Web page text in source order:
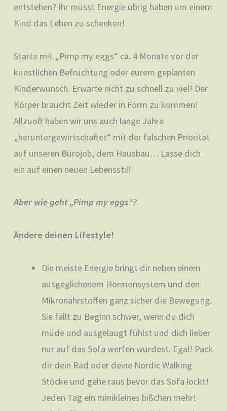
entstehen? Ihr müsst Energie übrig haben um einem
Kind das Leben zu schenken!
Starte mit „Pimp my eggs“ ca. 4 Monate vor der
künstlichen Befruchtung oder eurem geplanten
Kinderwunsch. Erwarte nicht zu schnell zu viel! Der
Körper braucht Zeit wieder in Form zu kommen!
Allzuoft haben wir uns auch lange Jahre
„heruntergewirtschaftet“ mit der falschen Priorität
auf unseren Bürojob, dem Hausbau… Lasse dich
ein auf einen neuen Lebensstil!
Aber wie geht „Pimp my eggs“?
Ändere deinen Lifestyle!
Die meiste Energie bringt dir neben einem
ausgeglichenem Hormonsystem und den
Mikronährstoffen ganz sicher die Bewegung.
Sie fällt zu Beginn schwer, wenn du dich
müde und ausgelaugt fühlst und dich lieber
nur auf das Sofa werfen würdest. Egal! Pack
dir dein Rad oder deine Nordic Walking
Stöcke und gehe raus bevor das Sofa lockt!
Jeden Tag ein minikleines bißchen mehr!